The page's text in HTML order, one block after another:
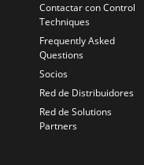
Contactar con Control
Techniques
Frequently Asked
Questions
Socios
Red de Distribuidores
Red de Solutions
Partners